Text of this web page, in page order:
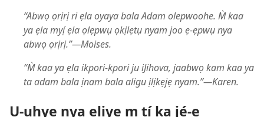
“Abwọ ọrịrị ri ẹla oyaya bala Adam olepwoohe. M̀ kaa
ya ẹla myị́ ẹla ọlẹpwụ ọkịlẹtụ nyam joo ẹ-ẹpwụ nya
abwọ ọrịrị.”—Moises.
“M̀ kaa ya ẹla ikpori-kpori ju iJihova, jaabwọ kam kaa ya
ta adam bala ịnam bala aligu ịlịkẹjẹ nyam.”—Karen.
U-uhye nya ẹlịyẹ m tị́ ka jẹ́-ẹ